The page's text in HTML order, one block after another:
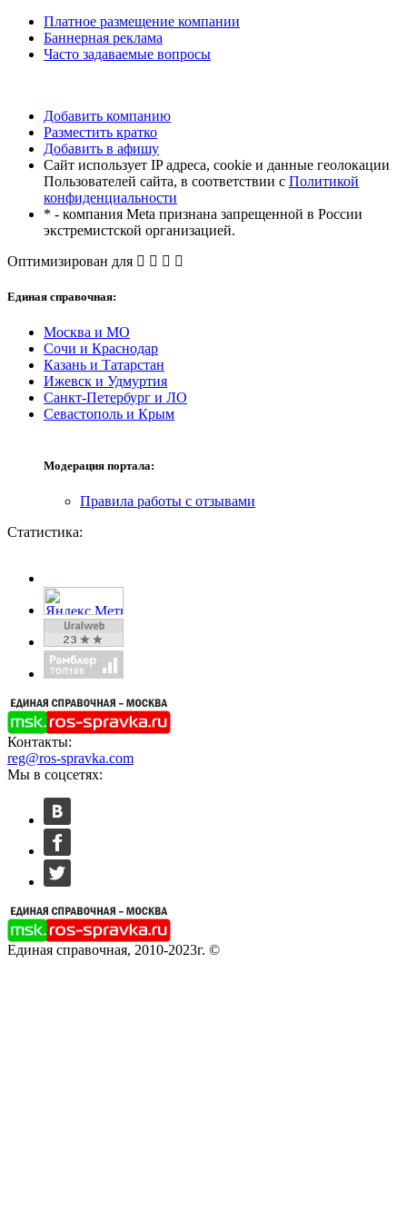
Платное размещение компании
Баннерная реклама
Часто задаваемые вопросы
Добавить компанию
Разместить кратко
Добавить в афишу
Сайт использует IP адреса, cookie и данные геолокации
Пользователей сайта, в соответствии с Политикой
конфиденциальности
* - компания Meta признана запрещенной в России
экстремистской организацией.
Оптимизирован для
Единая справочная:
Москва и МО
Сочи и Краснодар
Казань и Татарстан
Ижевск и Удмуртия
Санкт-Петербург и ЛО
Севастополь и Крым
Модерация портала:
Правила работы с отзывами
Статистика:
Контакты:
reg@ros-spravka.com
Мы в соцсетях:
Единая справочная, 2010-2023г. ©